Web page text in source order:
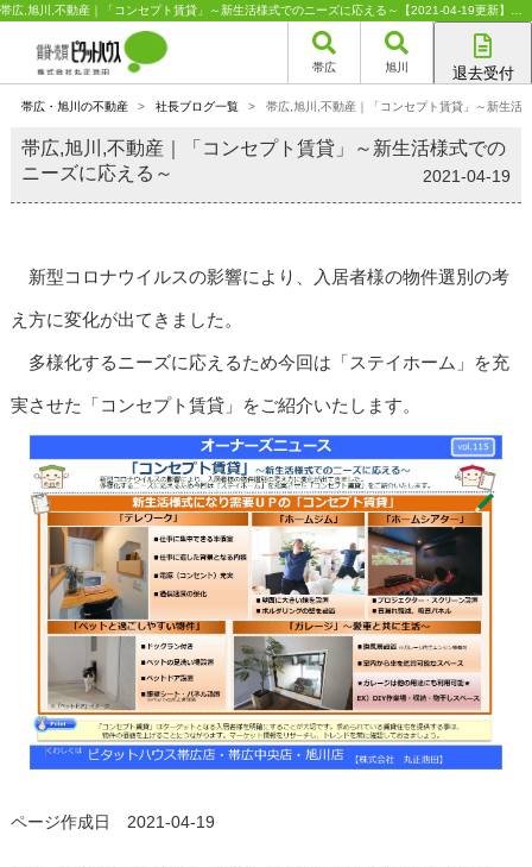
帯広 旭川 退去受付
旭川店
帯広・旭川の不動産 > 社長ブログ一覧 > 帯広,旭川,不動産｜「コンセプト賃貸」～新生活
帯広,旭川,不動産｜「コンセプト賃貸」～新生活様式での
ニーズに応える～
2021-04-19
新型コロナウイルスの影響により、入居者様の物件選別の考
え方に変化が出てきました。
多様化するニーズに応えるため今回は「ステイホーム」を充
実させた「コンセプト賃貸」をご紹介いたします。
ページ作成日 2021-04-19